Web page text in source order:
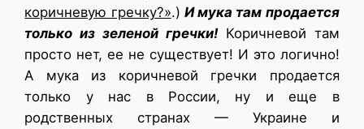
коричневую гречку?».) И мука там продается
только из зеленой гречки!Коричневой там
просто нет, ее не существует! И это логично!
А мука из коричневой гречки продается
только у нас в России, ну и еще в
родственных странах — Украине и